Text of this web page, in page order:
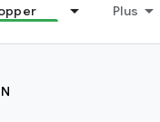
Plus